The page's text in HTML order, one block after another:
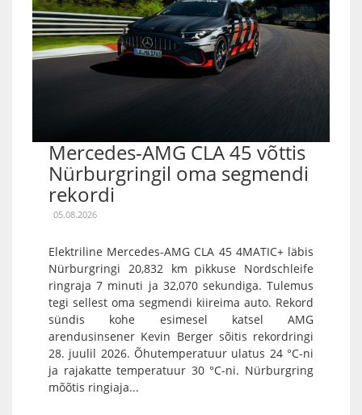
Mercedes-AMG CLA 45 võttis
Nürburgringil oma segmendi
rekordi
05.08.2026
Elektriline Mercedes-AMG CLA 45 4MATIC+ läbis
Nürburgringi 20,832 km pikkuse Nordschleife
ringraja 7 minuti ja 32,070 sekundiga. Tulemus
tegi sellest oma segmendi kiireima auto. Rekord
sündis kohe esimesel katsel AMG
arendusinsener Kevin Berger sõitis rekordringi
28. juulil 2026. Õhutemperatuur ulatus 24 °C-ni
ja rajakatte temperatuur 30 °C-ni. Nürburgring
mõõtis ringiaja...